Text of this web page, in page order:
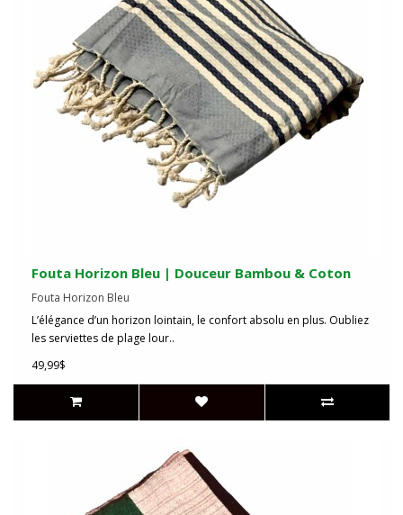
Fouta Horizon Bleu | Douceur Bambou & Coton
Fouta Horizon Bleu
L’élégance d’un horizon lointain, le confort absolu en plus. Oubliez
les serviettes de plage lour..
49,99$